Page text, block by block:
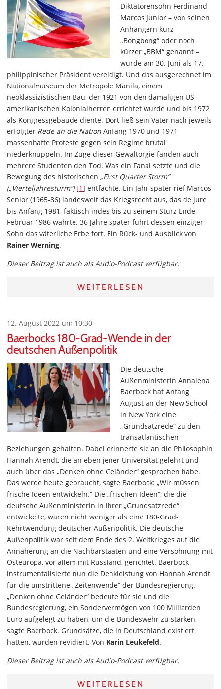
Diktatorensohn Ferdinand
Marcos Junior – von seinen
Anhängern kurz
„Bongbong“ oder noch
kürzer „BBM“ genannt –
wurde am 30. Juni als 17.
philippinischer Präsident vereidigt. Und das ausgerechnet im
Nationalmuseum der Metropole Manila, einem
neoklassizistischen Bau, der 1921 von den damaligen US-
amerikanischen Kolonialherren errichtet wurde und bis 1972
als Kongressgebäude diente. Dort ließ sein Vater nach jeweils
erfolgter Rede an die Nation Anfang 1970 und 1971
massenhafte Proteste gegen sein Regime brutal
niederknüppeln. Im Zuge dieser Gewaltorgie fanden auch
mehrere Studenten den Tod. Was ein Fanal setzte und die
Bewegung des historischen „First Quarter Storm“
(„Vierteljahresturm“)[1] entfachte. Ein Jahr später rief Marcos
Senior (1965-86) landesweit das Kriegsrecht aus, das de jure
bis Anfang 1981, faktisch indes bis zu seinem Sturz Ende
Februar 1986 währte. 36 Jahre später führt dessen einziger
Sohn das väterliche Erbe fort. Ein Rück- und Ausblick von
Rainer Werning.
Dieser Beitrag ist auch als Audio-Podcast verfügbar.
WEITERLESEN
12. August 2022 um 10:30
Baerbocks 180-Grad-Wende in der
deutschen Außenpolitik
Die deutsche
Außenministerin Annalena
Baerbock hat Anfang
August an der New School
in New York eine
„Grundsatzrede“ zu den
transatlantischen
Beziehungen gehalten. Dabei erinnerte sie an die Philosophin
Hannah Arendt, die an eben jener Universität gelehrt und
auch über das „Denken ohne Geländer“ gesprochen habe.
Das werde heute gebraucht, sagte Baerbock: „Wir müssen
frische Ideen entwickeln.“ Die „frischen Ideen“, die die
deutsche Außenministerin in ihrer „Grundsatzrede“
entwickelte, waren nicht weniger als eine 180-Grad-
Kehrtwendung deutscher Außenpolitik. Die deutsche
Außenpolitik war seit dem Ende des 2. Weltkrieges auf die
Annäherung an die Nachbarstaaten und eine Versöhnung mit
Osteuropa, vor allem mit Russland, gerichtet. Baerbock
instrumentalisierte nun die Denkleistung von Hannah Arendt
für die umstrittene „Zeitenwende“ der Bundesregierung.
„Denken ohne Geländer“ bedeute für sie und die
Bundesregierung, ein Sondervermögen von 100 Milliarden
Euro aufgelegt zu haben, um die Bundeswehr zu stärken,
sagte Baerbock. Grundsätze, die in Deutschland existiert
hätten, würden revidiert. Von Karin Leukefeld.
Dieser Beitrag ist auch als Audio-Podcast verfügbar.
WEITERLESEN